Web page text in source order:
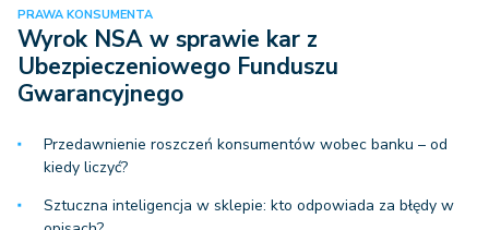
PRAWA KONSUMENTA
Wyrok NSA w sprawie kar z
Ubezpieczeniowego Funduszu
Gwarancyjnego
Przedawnienie roszczeń konsumentów wobec banku – od
kiedy liczyć?
Sztuczna inteligencja w sklepie: kto odpowiada za błędy w